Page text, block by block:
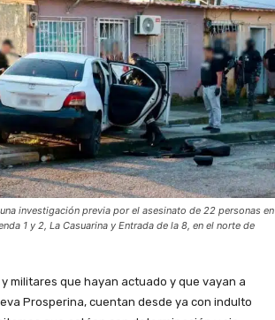
investigación previa por el asesinato de 22 personas en
1 y 2, La Casuarina y Entrada de la 8, en el norte de
militares que hayan actuado y que vayan a
Prosperina, cuentan desde ya con indulto